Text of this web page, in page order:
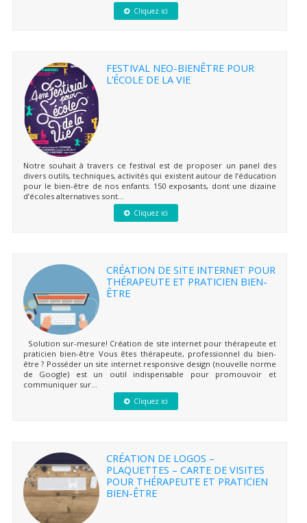
Cliquez ici
FESTIVAL NEO-BIENÊTRE POUR
L’ÉCOLE DE LA VIE
Notre souhait à travers ce festival est de proposer un panel des
divers outils, techniques, activités qui existent autour de l’éducation
pour le bien-être de nos enfants. 150 exposants, dont une dizaine
d’écoles alternatives sont...
Cliquez ici
CRÉATION DE SITE INTERNET POUR
THÉRAPEUTE ET PRATICIEN BIEN-
ÊTRE
Solution sur-mesure! Création de site internet pour thérapeute et
praticien bien-être Vous êtes thérapeute, professionnel du bien-
être ? Posséder un site internet responsive design (nouvelle norme
de Google) est un outil indispensable pour promouvoir et
communiquer sur...
Cliquez ici
CRÉATION DE LOGOS –
PLAQUETTES – CARTE DE VISITES
POUR THÉRAPEUTE ET PRATICIEN
BIEN-ÊTRE